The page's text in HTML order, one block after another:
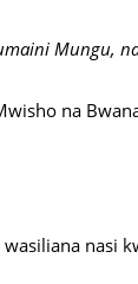
Mungu,
na Bwana
nasi